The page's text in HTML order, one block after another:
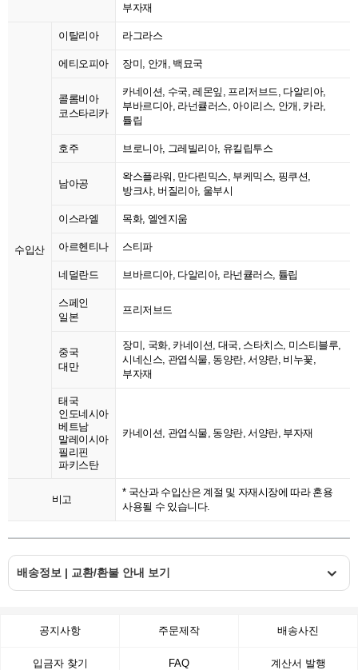
부자재
수입산
이탈리아 라그라스
에티오피아 장미, 안개, 백묘국
콜롬비아
코스타리카
카네이션, 수국, 레몬잎, 프리저브드, 다알리아,
부바르디아, 라넌큘러스, 아이리스, 안개, 카라,
튤립
호주 브로니아, 그레빌리아, 유킬립투스
남아공
왁스플라워, 만다린믹스, 부케믹스, 핑쿠션,
방크샤, 버질리아, 울부시
이스라엘 목화, 엘엔지움
아르헨티나 스티파
네덜란드 브바르디아, 다알리아, 라넌큘러스, 튤립
스페인
일본
프리저브드
중국
대만
장미, 국화, 카네이션, 대국, 스타치스, 미스티블루,
시네신스, 관엽식물, 동양란, 서양란, 비누꽃,
부자재
태국
인도네시아
베트남
말레이시아
필리핀
파키스탄
카네이션, 관엽식물, 동양란, 서양란, 부자재
비고
* 국산과 수입산은 계절 및 자재시장에 따라 혼용
사용될 수 있습니다.
배송정보 | 교환/환불 안내 보기
공지사항 주문제작 배송사진
입금자 찾기 FAQ 계산서 발행